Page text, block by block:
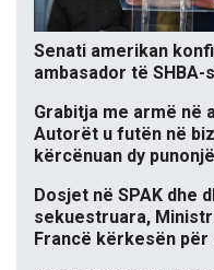
Senati amerikan
ambasador të SHBA-
Grabitja me armë në
Autorët u futën në
kërcënuan dy
Dosjet në SPAK dhe
sekuestruara,
Francë kërkesën